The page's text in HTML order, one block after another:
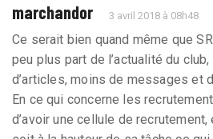
marchandor 3 avril 2018 à 08h48
Ce serait bien quand même que
peu plus part de l’actualité du
d’articles, moins de messages et
En ce qui concerne les
d’avoir une cellule de recrutement,